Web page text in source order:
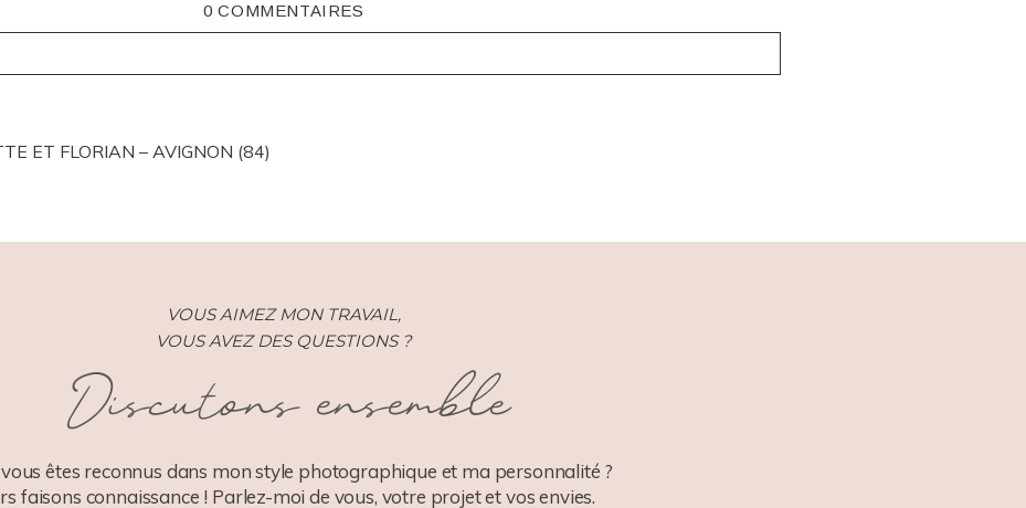
0 COMMENTAIRES
ET FLORIAN – AVIGNON (84)
VOUS AIMEZ MON TRAVAIL,
VOUS AVEZ DES QUESTIONS ?
Discutons ensemble
êtes reconnus dans mon style photographique et ma personnalité ?
faisons connaissance ! Parlez-moi de vous, votre projet et vos envies.